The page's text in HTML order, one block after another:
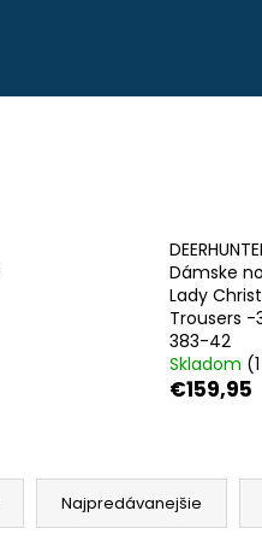
Dámske
Lady
Trousers
383-42
Skladom
€159,95
Najpredávanejšie
VERNEY
€90,62